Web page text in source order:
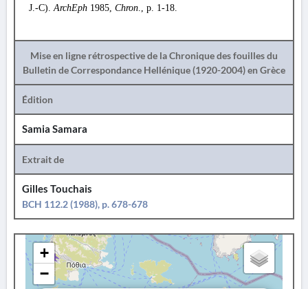
J.-C).ArchEph 1985, Chron., p. 1-18.
Mise en ligne rétrospective de la Chronique des fouilles du
Bulletin de Correspondance Hellénique (1920-2004) en Grèce
Édition
Samia Samara
Extrait de
Gilles Touchais
BCH 112.2 (1988), p. 678-678
+
−